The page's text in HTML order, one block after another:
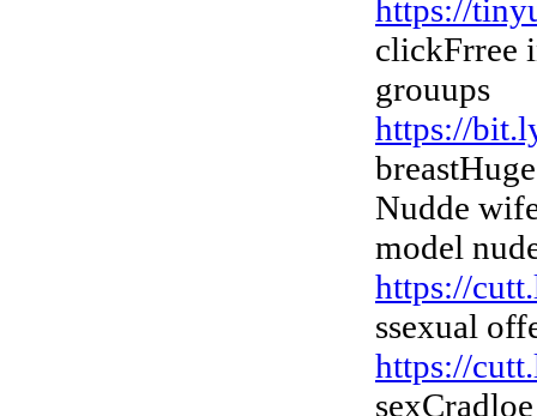
https://
clickFrree
grouups
https://
Nudde
model
https://
ssexual
https://